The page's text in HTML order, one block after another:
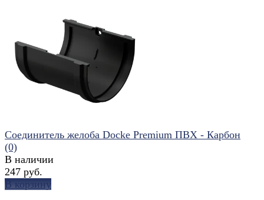
избранное сравнить
Соединитель желоба Docke Premium ПВХ - Карбон
(0)
В наличии
247 руб.
В корзину